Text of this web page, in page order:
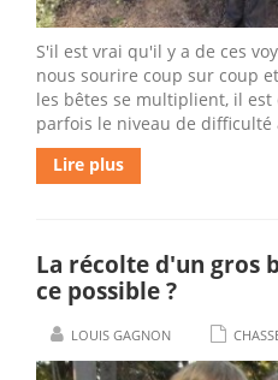
S'il est vrai qu'il y a de ces
nous sourire coup sur coup
les bêtes se multiplient, il
parfois le niveau de
Lire plus
La récolte d'un gros
ce possible ?
LOUIS GAGNON